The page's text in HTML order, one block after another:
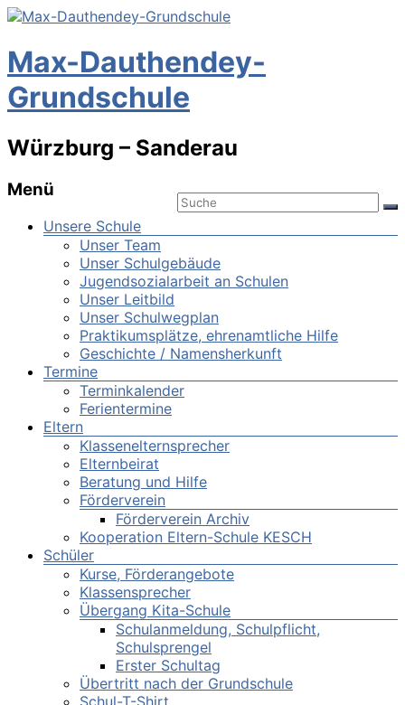
Max-Dauthendey-
Grundschule
Würzburg – Sanderau
Menü
Unsere Schule
Unser Team
Unser Schulgebäude
Jugendsozialarbeit an Schulen
Unser Leitbild
Unser Schulwegplan
Praktikumsplätze, ehrenamtliche Hilfe
Geschichte / Namensherkunft
Termine
Terminkalender
Ferientermine
Eltern
Klassenelternsprecher
Elternbeirat
Beratung und Hilfe
Förderverein
Förderverein Archiv
Kooperation Eltern-Schule KESCH
Schüler
Kurse, Förderangebote
Klassensprecher
Übergang Kita-Schule
Schulanmeldung, Schulpflicht,
Schulsprengel
Erster Schultag
Übertritt nach der Grundschule
Schul-T-Shirt